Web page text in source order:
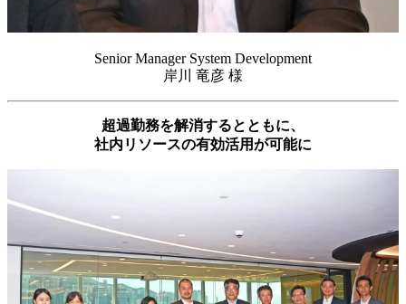
Senior Manager System Development
岸川 竜彦 様
超過勤務を解消するとともに、
社内リソースの有効活用が可能に